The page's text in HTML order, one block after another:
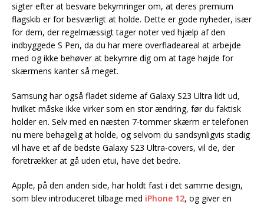
sigter efter at besvare bekymringer om, at deres premium
flagskib er for besværligt at holde. Dette er gode nyheder, især
for dem, der regelmæssigt tager noter ved hjælp af den
indbyggede S Pen, da du har mere overfladeareal at arbejde
med og ikke behøver at bekymre dig om at tage højde for
skærmens kanter så meget.
Samsung har også fladet siderne af Galaxy S23 Ultra lidt ud,
hvilket måske ikke virker som en stor ændring, før du faktisk
holder en. Selv med en næsten 7-tommer skærm er telefonen
nu mere behagelig at holde, og selvom du sandsynligvis stadig
vil have et af de bedste Galaxy S23 Ultra-covers, vil de, der
foretrækker at gå uden etui, have det bedre.
Apple, på den anden side, har holdt fast i det samme design,
som blev introduceret tilbage med iPhone 12, og giver en